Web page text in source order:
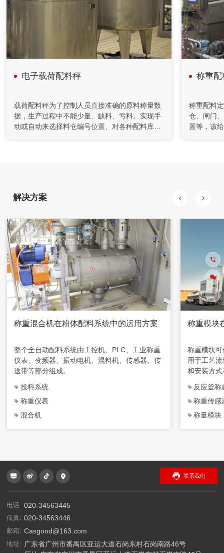
在人造板减重法施胶计量监控过程中，采用计算机技术和PID
控制方法，完成系统的组态、设计、控制、管理等功能。配料
系统把单位时间内物料的前后重量差值转变为瞬时流量信号，
以该信号参与流量调节控制并进行物料累计积算管理。具有测
量精度高，重复性好，控制稳定等特点。在对施胶系统改造中
2020年04月26日
充填机通过螺旋给料机和计量装置送至搅拌桶，通过调节给料
机的转速来控制下料量。水管上装有流量计对水量进行计量，
电子载荷配料秤
载荷配料秤为了控制人员直接准确的原料称量数
据，生产过程中不能少量、缺料、亏料。实现手
动或自动来选择料仓编号位置、对各种配料库存
在电脑屏幕之上，工作人员可以足不出户了解整
称重
称重配料
仓、闸门
置等，该
解决方案
称重混合机在粉体配料系统中的运用方案
整个全自动配料系统由工控机、PLC、工业称重
仪表、变频器、振动电机、混料机、传感器、传
送带等部分组成。
投料系统
称重仪表
混合机
称重模块
称重模块
用于工艺
和安装方
合使用。
反应釜称
称重传感
称量模块
联系我们
电话: 020-34563445
传真: 020-34563446
邮箱: Casgood@163.com
地址: 广东省广州市番禺区亚运大道石岗东村石岗南路46号